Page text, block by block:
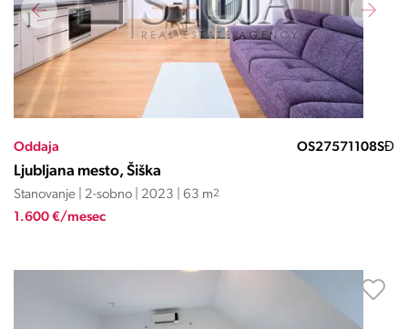
Oddaja OS27571108SĐ
Ljubljana mesto, Šiška
Stanovanje | 2-sobno | 2023 | 63 m2
1.600 €/mesec